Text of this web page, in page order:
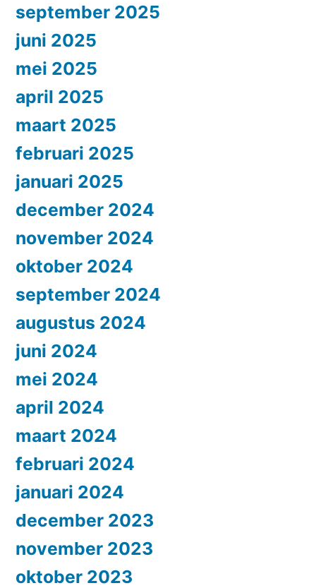
september 2025
juni 2025
mei 2025
april 2025
maart 2025
februari 2025
januari 2025
december 2024
november 2024
oktober 2024
september 2024
augustus 2024
juni 2024
mei 2024
april 2024
maart 2024
februari 2024
januari 2024
december 2023
november 2023
oktober 2023